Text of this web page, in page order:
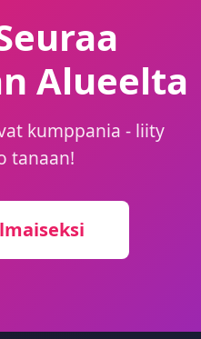
Alueelta
kumppania - liity
tanaan!